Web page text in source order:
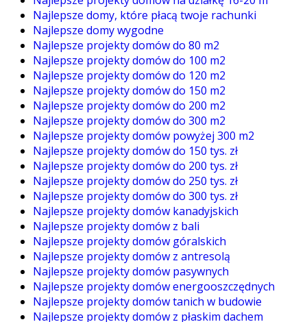
Najlepsze domy, które płacą twoje rachunki
Najlepsze domy wygodne
Najlepsze projekty domów do 80 m2
Najlepsze projekty domów do 100 m2
Najlepsze projekty domów do 120 m2
Najlepsze projekty domów do 150 m2
Najlepsze projekty domów do 200 m2
Najlepsze projekty domów do 300 m2
Najlepsze projekty domów powyżej 300 m2
Najlepsze projekty domów do 150 tys. zł
Najlepsze projekty domów do 200 tys. zł
Najlepsze projekty domów do 250 tys. zł
Najlepsze projekty domów do 300 tys. zł
Najlepsze projekty domów kanadyjskich
Najlepsze projekty domów z bali
Najlepsze projekty domów góralskich
Najlepsze projekty domów z antresolą
Najlepsze projekty domów pasywnych
Najlepsze projekty domów energooszczędnych
Najlepsze projekty domów tanich w budowie
Najlepsze projekty domów z płaskim dachem